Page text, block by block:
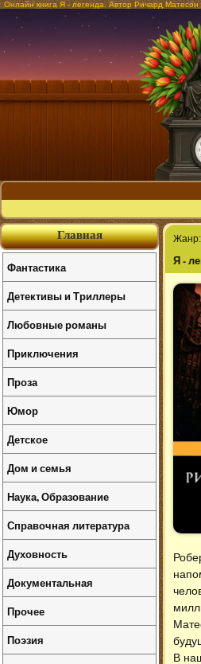
Онлайн книга Я - легенда. Автор Ричард Матесон
Жанр:
Я -
В
Главная
Фантастика
Детективы и Триллеры
Любовные романы
Приключения
Проза
Юмор
Детское
Дом и семья
Наука, Образование
Справочная литература
Духовность
Документальная
Прочее
Поэзия